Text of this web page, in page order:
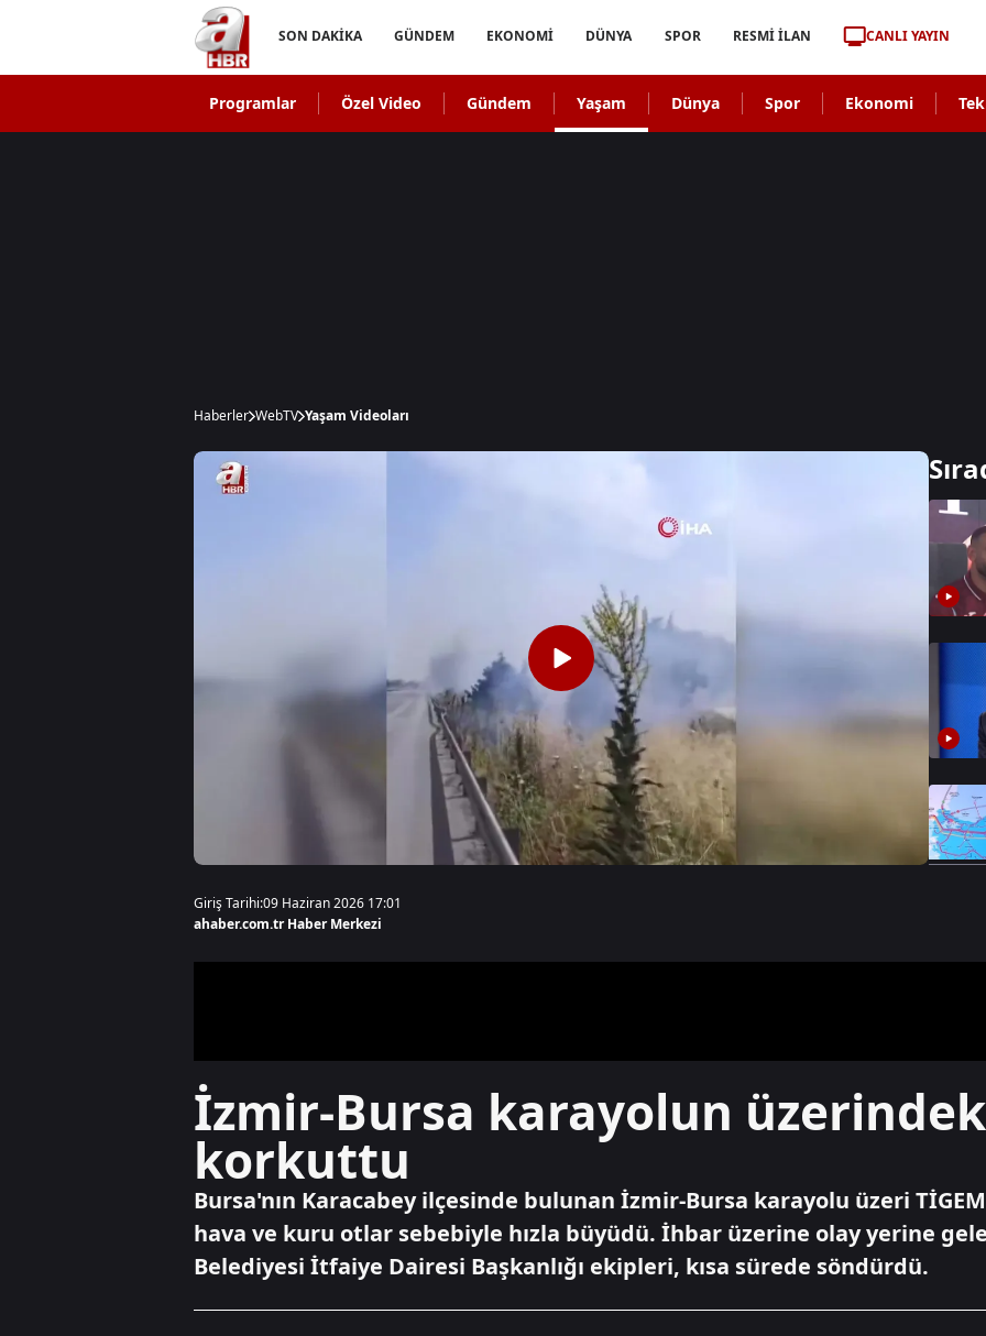
SON DAKİKA GÜNDEM EKONOMİ DÜNYA SPOR RESMİ İLAN CANLI YAYIN
Programlar Özel Video Gündem Yaşam Dünya Spor Ekonomi
Haberler WebTV Yaşam Videoları
Giriş Tarihi:09 Haziran 2026 17:01
ahaber.com.tr Haber Merkezi
İzmir-Bursa karayolun
korkuttu
Bursa'nın Karacabey ilçesinde bulunan İzmir-Bursa karayolu üzeri
hava ve kuru otlar sebebiyle hızla büyüdü. İhbar üzerine olay yerine
Belediyesi İtfaiye Dairesi Başkanlığı ekipleri, kısa sürede söndürdü.